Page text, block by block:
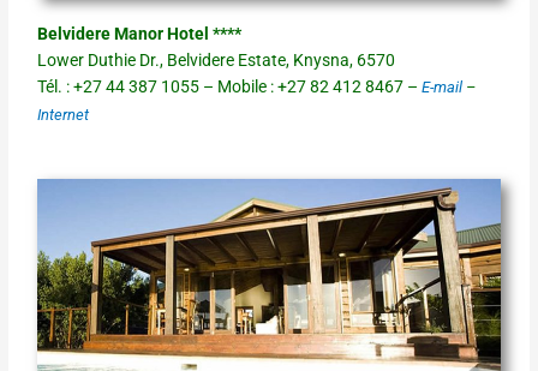
Belvidere Manor Hotel ****
Lower Duthie Dr., Belvidere Estate, Knysna, 6570
Tél. : +27 44 387 1055 – Mobile : +27 82 412 8467 –E-mail –
Internet